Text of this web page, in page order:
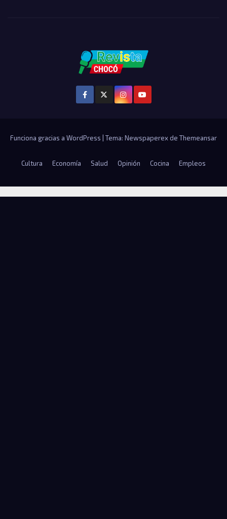
Funciona gracias a WordPress Tema: Newspaperex de Themeansar
Cultura Economía Salud Opinión Cocina Empleos